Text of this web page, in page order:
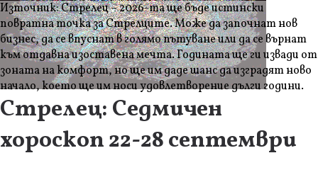
Източник: Стрелец – 2026-та ще бъде истински
повратна точка за Стрелците. Може да започнат нов
бизнес, да се впуснат в голямо пътуване или да се върнат
към отдавна изоставена мечта. Годината ще ги извади от
зоната на комфорт, но ще им даде шанс да изградят ново
начало, което ще им носи удовлетворение дълги години.
Стрелец: Седмичен
хороскоп 22-28 септември